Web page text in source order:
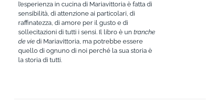
l’esperienza in cucina di Mariavittoria è fatta di
sensibilità, di attenzione ai particolari, di
raffinatezza, di amore per il gusto e di
sollecitazioni di tutti i sensi. Il libro è un tranche
de vie di Mariavittoria, ma potrebbe essere
quello di ognuno di noi perché la sua storia è
la storia di tutti.